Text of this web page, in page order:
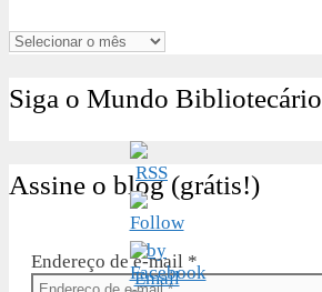
Arquivos
Siga o Mundo Bibliotecário
Assine o blog (grátis!)
Endereço de e-mail *